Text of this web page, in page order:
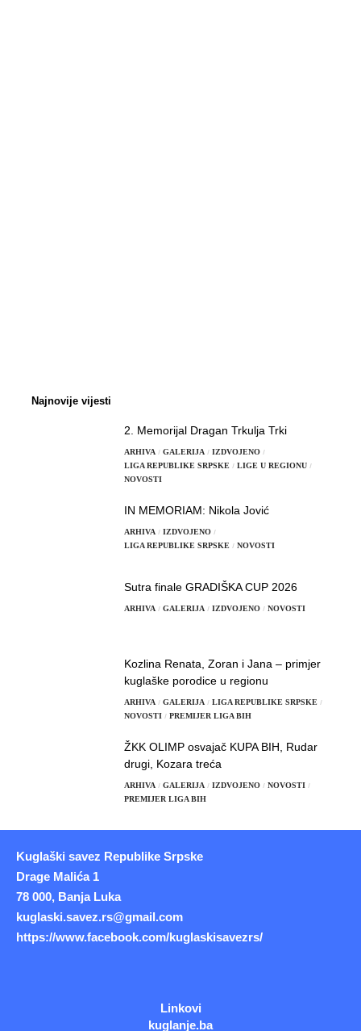
Najnovije vijesti
2. Memorijal Dragan Trkulja Trki
ARHIVA GALERIJA
IZDVOJENO
LIGA REPUBLIKE SRPSKE
LIGE U REGIONU
NOVOSTI
IN MEMORIAM: Nikola Jović
ARHIVA
IZDVOJENO
LIGA REPUBLIKE SRPSKE
NOVOSTI
Sutra finale GRADIŠKA CUP 2026
ARHIVA GALERIJA IZDVOJENO NOVOSTI
Kozlina Renata, Zoran i Jana – primjer
kuglaške porodice u regionu
ARHIVA GALERIJA
LIGA REPUBLIKE SRPSKE
NOVOSTI
PREMIJER LIGA BIH
ŽKK OLIMP osvajač KUPA BIH, Rudar
drugi, Kozara treća
ARHIVA GALERIJA IZDVOJENO
NOVOSTI
PREMIJER LIGA BIH
Kuglaški savez Republike Srpske
Drage Malića 1
78 000, Banja Luka
kuglaski.savez.rs@gmail.com
https://www.facebook.com/kuglaskisavezrs/
Linkovi
kuglanje.ba